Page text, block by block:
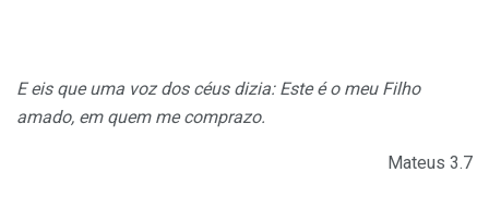
E eis que uma voz dos céus dizia: Este é o meu Filho
amado, em quem me comprazo.
Mateus 3.7